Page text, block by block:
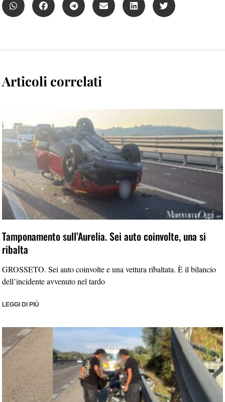
Articoli correlati
Tamponamento sull’Aurelia. Sei auto coinvolte, una si
ribalta
GROSSETO. Sei auto coinvolte e una vettura ribaltata. È il bilancio
dell’incidente avvenuto nel tardo
LEGGI DI PIÙ